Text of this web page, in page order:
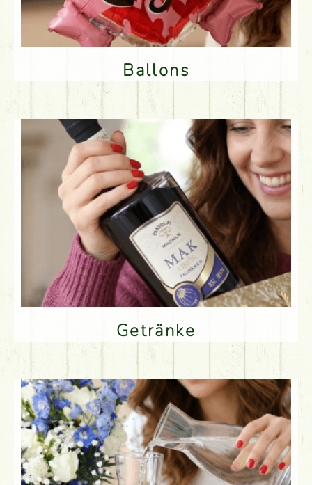
Ballons
Getränke